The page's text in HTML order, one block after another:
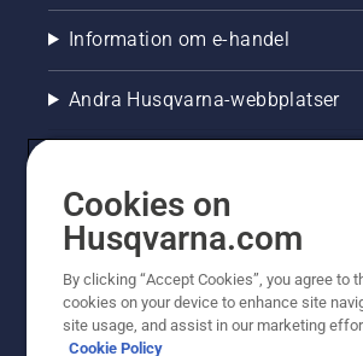
Information om e-handel
Andra Husqvarna-webbplatser
Cookies on
Husqvarna.com
By clicking “Accept Cookies”, you agree to
cookies on your device to enhance site
site usage, and assist in our marketing
Cookie Policy